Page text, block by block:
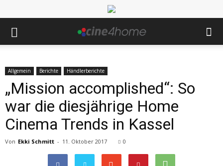
Allgemein Berichte Händlerberichte
„Mission accomplished“: So
war die diesjährige Home
Cinema Trends in Kassel
Von Ekki Schmitt - 11. Oktober 2017 0